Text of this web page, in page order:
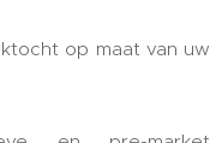
op maat van uw